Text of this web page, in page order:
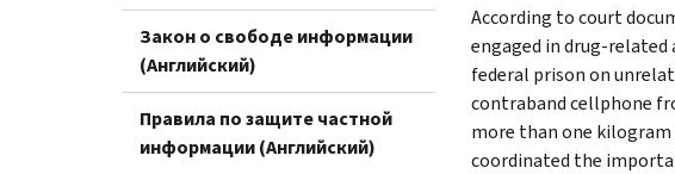
Закон о свободе информации
(Английский)
Правила по защите частной
информации (Английский)
According to court
engaged in drug-
federal prison on
contraband cellphone
more than one
coordinated the